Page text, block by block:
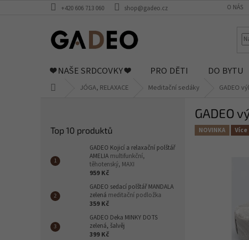
+420 606 713 060 shop@gadeo.cz O NÁS
❤️ NAŠE SRDCOVKY ❤️ PRO DĚTI DO BYTU
JÓGA, RELAXACE Meditační sedáky GADEO
Top 10 produktů
GADEO Kojicí a relaxační polštář
AMELIA multifunkční,
těhotenský, MAXI
959 Kč
GADEO sedací polštář MANDALA
zelená meditační podložka
359 Kč
GADEO Deka MINKY DOTS
zelená, šalvěj
399 Kč
GADEO
NOVINKA